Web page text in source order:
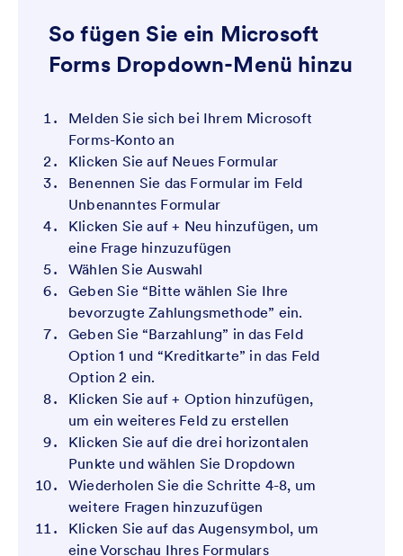
So fügen Sie ein Microsoft
Forms Dropdown-Menü hinzu
Melden Sie sich bei Ihrem Microsoft
Forms-Konto an
Klicken Sie auf Neues Formular
Benennen Sie das Formular im Feld
Unbenanntes Formular
Klicken Sie auf + Neu hinzufügen, um
eine Frage hinzuzufügen
Wählen Sie Auswahl
Geben Sie “Bitte wählen Sie Ihre
bevorzugte Zahlungsmethode” ein.
Geben Sie “Barzahlung” in das Feld
Option 1 und “Kreditkarte” in das Feld
Option 2 ein.
Klicken Sie auf + Option hinzufügen,
um ein weiteres Feld zu erstellen
Klicken Sie auf die drei horizontalen
Punkte und wählen Sie Dropdown
Wiederholen Sie die Schritte 4-8, um
weitere Fragen hinzuzufügen
Klicken Sie auf das Augensymbol, um
eine Vorschau Ihres Formulars